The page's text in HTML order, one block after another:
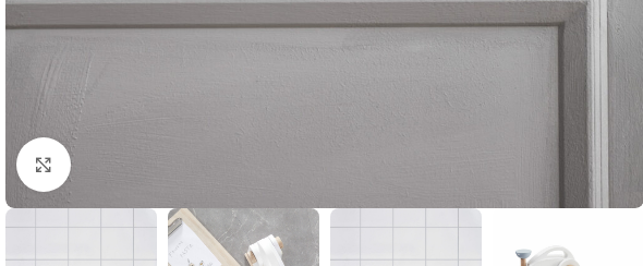
Klik om te vergroten